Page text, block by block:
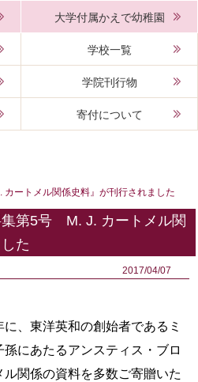
大学付属かえで幼稚園
学校一覧
学院刊行物
寄付について
ートメル関係史料』が刊行されました
集第5号 M. J. カートメル関
た
2017/04/07
に、東洋英和の創始者であるミ
にあたるアンスティス・ブロ
関係の資料を多数ご寄贈いた